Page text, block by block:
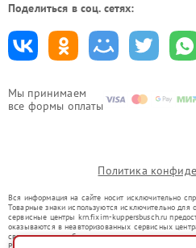
Мы принимаем
все формы оплаты
Поделиться в соц. сетях:
Политика
Вся информация на сайте носит исключительно
Товарные знаки используются исключительно для
сервисные центры krn.fixim-kuppersbusch.ru
оказываются в неавторизованных сервисных
связаны с правообладателями товарных знаков